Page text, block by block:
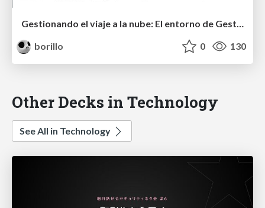
Gestionando el viaje a la nube: El entorno de Gestión UJI en el cloud
borillo
0 130
Other Decks in Technology
See All in Technology